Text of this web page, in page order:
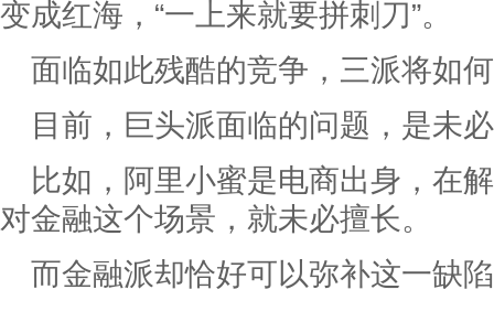
变成红海，“一上来就要拼刺刀”。
面临如此残酷的竞争，三派将如
目前，巨头派面临的问题，是未
比如，阿里小蜜是电商出身，在
对金融这个场景，就未必擅长。
而金融派却恰好可以弥补这一缺